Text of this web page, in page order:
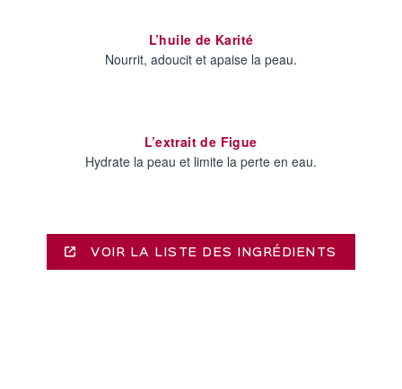
L’huile de Karité
Nourrit, adoucit et apaise la peau.
L’extrait de Figue
Hydrate la peau et limite la perte en eau.
VOIR LA LISTE DES INGRÉDIENTS